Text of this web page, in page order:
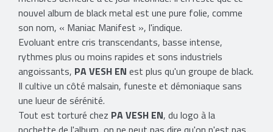
nouvel album de black metal est une pure folie, comme
son nom, « Maniac Manifest », l'indique.
Evoluant entre cris transcendants, basse intense,
rythmes plus ou moins rapides et sons industriels
angoissants, PA VESH EN est plus qu'un groupe de black.
Il cultive un côté malsain, funeste et démoniaque sans
une lueur de sérénité.
Tout est torturé chez PA VESH EN, du logo à la